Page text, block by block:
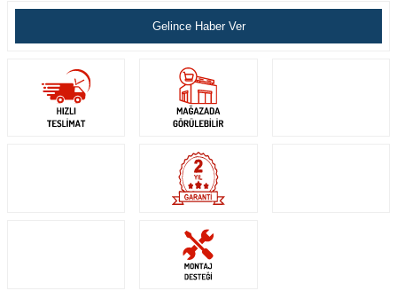
Gelince Haber Ver